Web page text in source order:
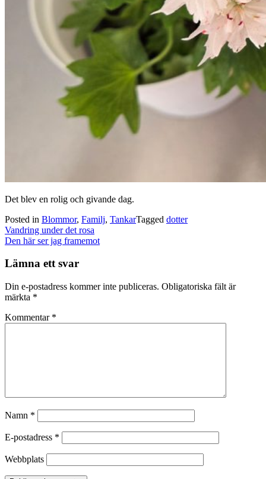
Det blev en rolig och givande dag.
Posted in Blommor, Familj, TankarTagged dotter
Post
navigation
Vandring under det rosa
Den här ser jag framemot
Lämna ett svar
Din e-postadress kommer inte publiceras. Obligatoriska fält är
märkta *
Kommentar *
Namn *
E-postadress *
Webbplats